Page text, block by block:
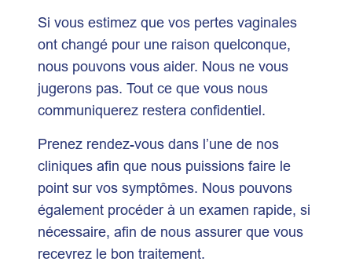
Si vous estimez que vos pertes vaginales
ont changé pour une raison quelconque,
nous pouvons vous aider. Nous ne vous
jugerons pas. Tout ce que vous nous
communiquerez restera confidentiel.
Prenez rendez-vous dans l’une de nos
cliniques afin que nous puissions faire le
point sur vos symptômes. Nous pouvons
également procéder à un examen rapide, si
nécessaire, afin de nous assurer que vous
recevrez le bon traitement.